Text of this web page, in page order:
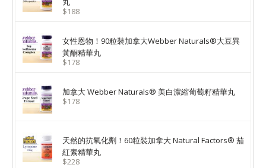
$188
女性恩物！90粒裝加拿大Webber Naturals®大豆異
黃酮精華丸
$178
加拿大 Webber Naturals® 美白濃縮葡萄籽精華丸
$178
天然的抗氧化劑！60粒裝加拿大 Natural Factors® 茄
紅素精華丸
$228